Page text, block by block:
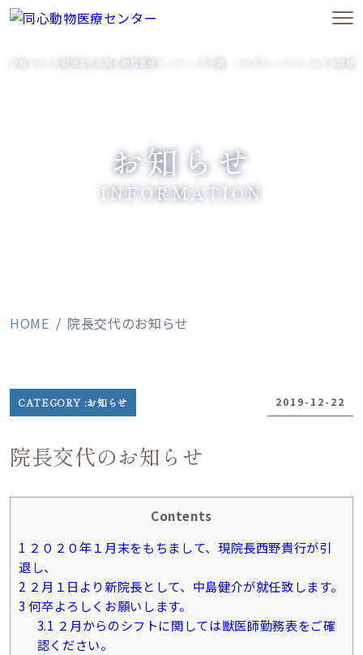
お知らせ
INFORMATION
お知らせ｜大阪市北区の同心動物医療センター｜犬や猫、うさぎやハムスターなどの診療
HOME 院長交代のお知らせ
CATEGORY :お知らせ 2019-12-22
院長交代のお知らせ
Contents
1 ２０２０年１月末をもちまして、現院長西野貴行が引
退し、
2 ２月１日より新院長として、中島健介が就任致します。
3 何卒よろしくお願いします。
3.1 ２月からのシフトに関しては獣医師勤務表をご確
認ください。
●